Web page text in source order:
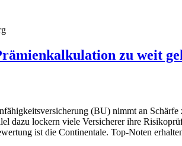
zu weit
(BU) nimmt an
dazu lockern viele Versicherer ihre
ist die Continentale. Top-Noten